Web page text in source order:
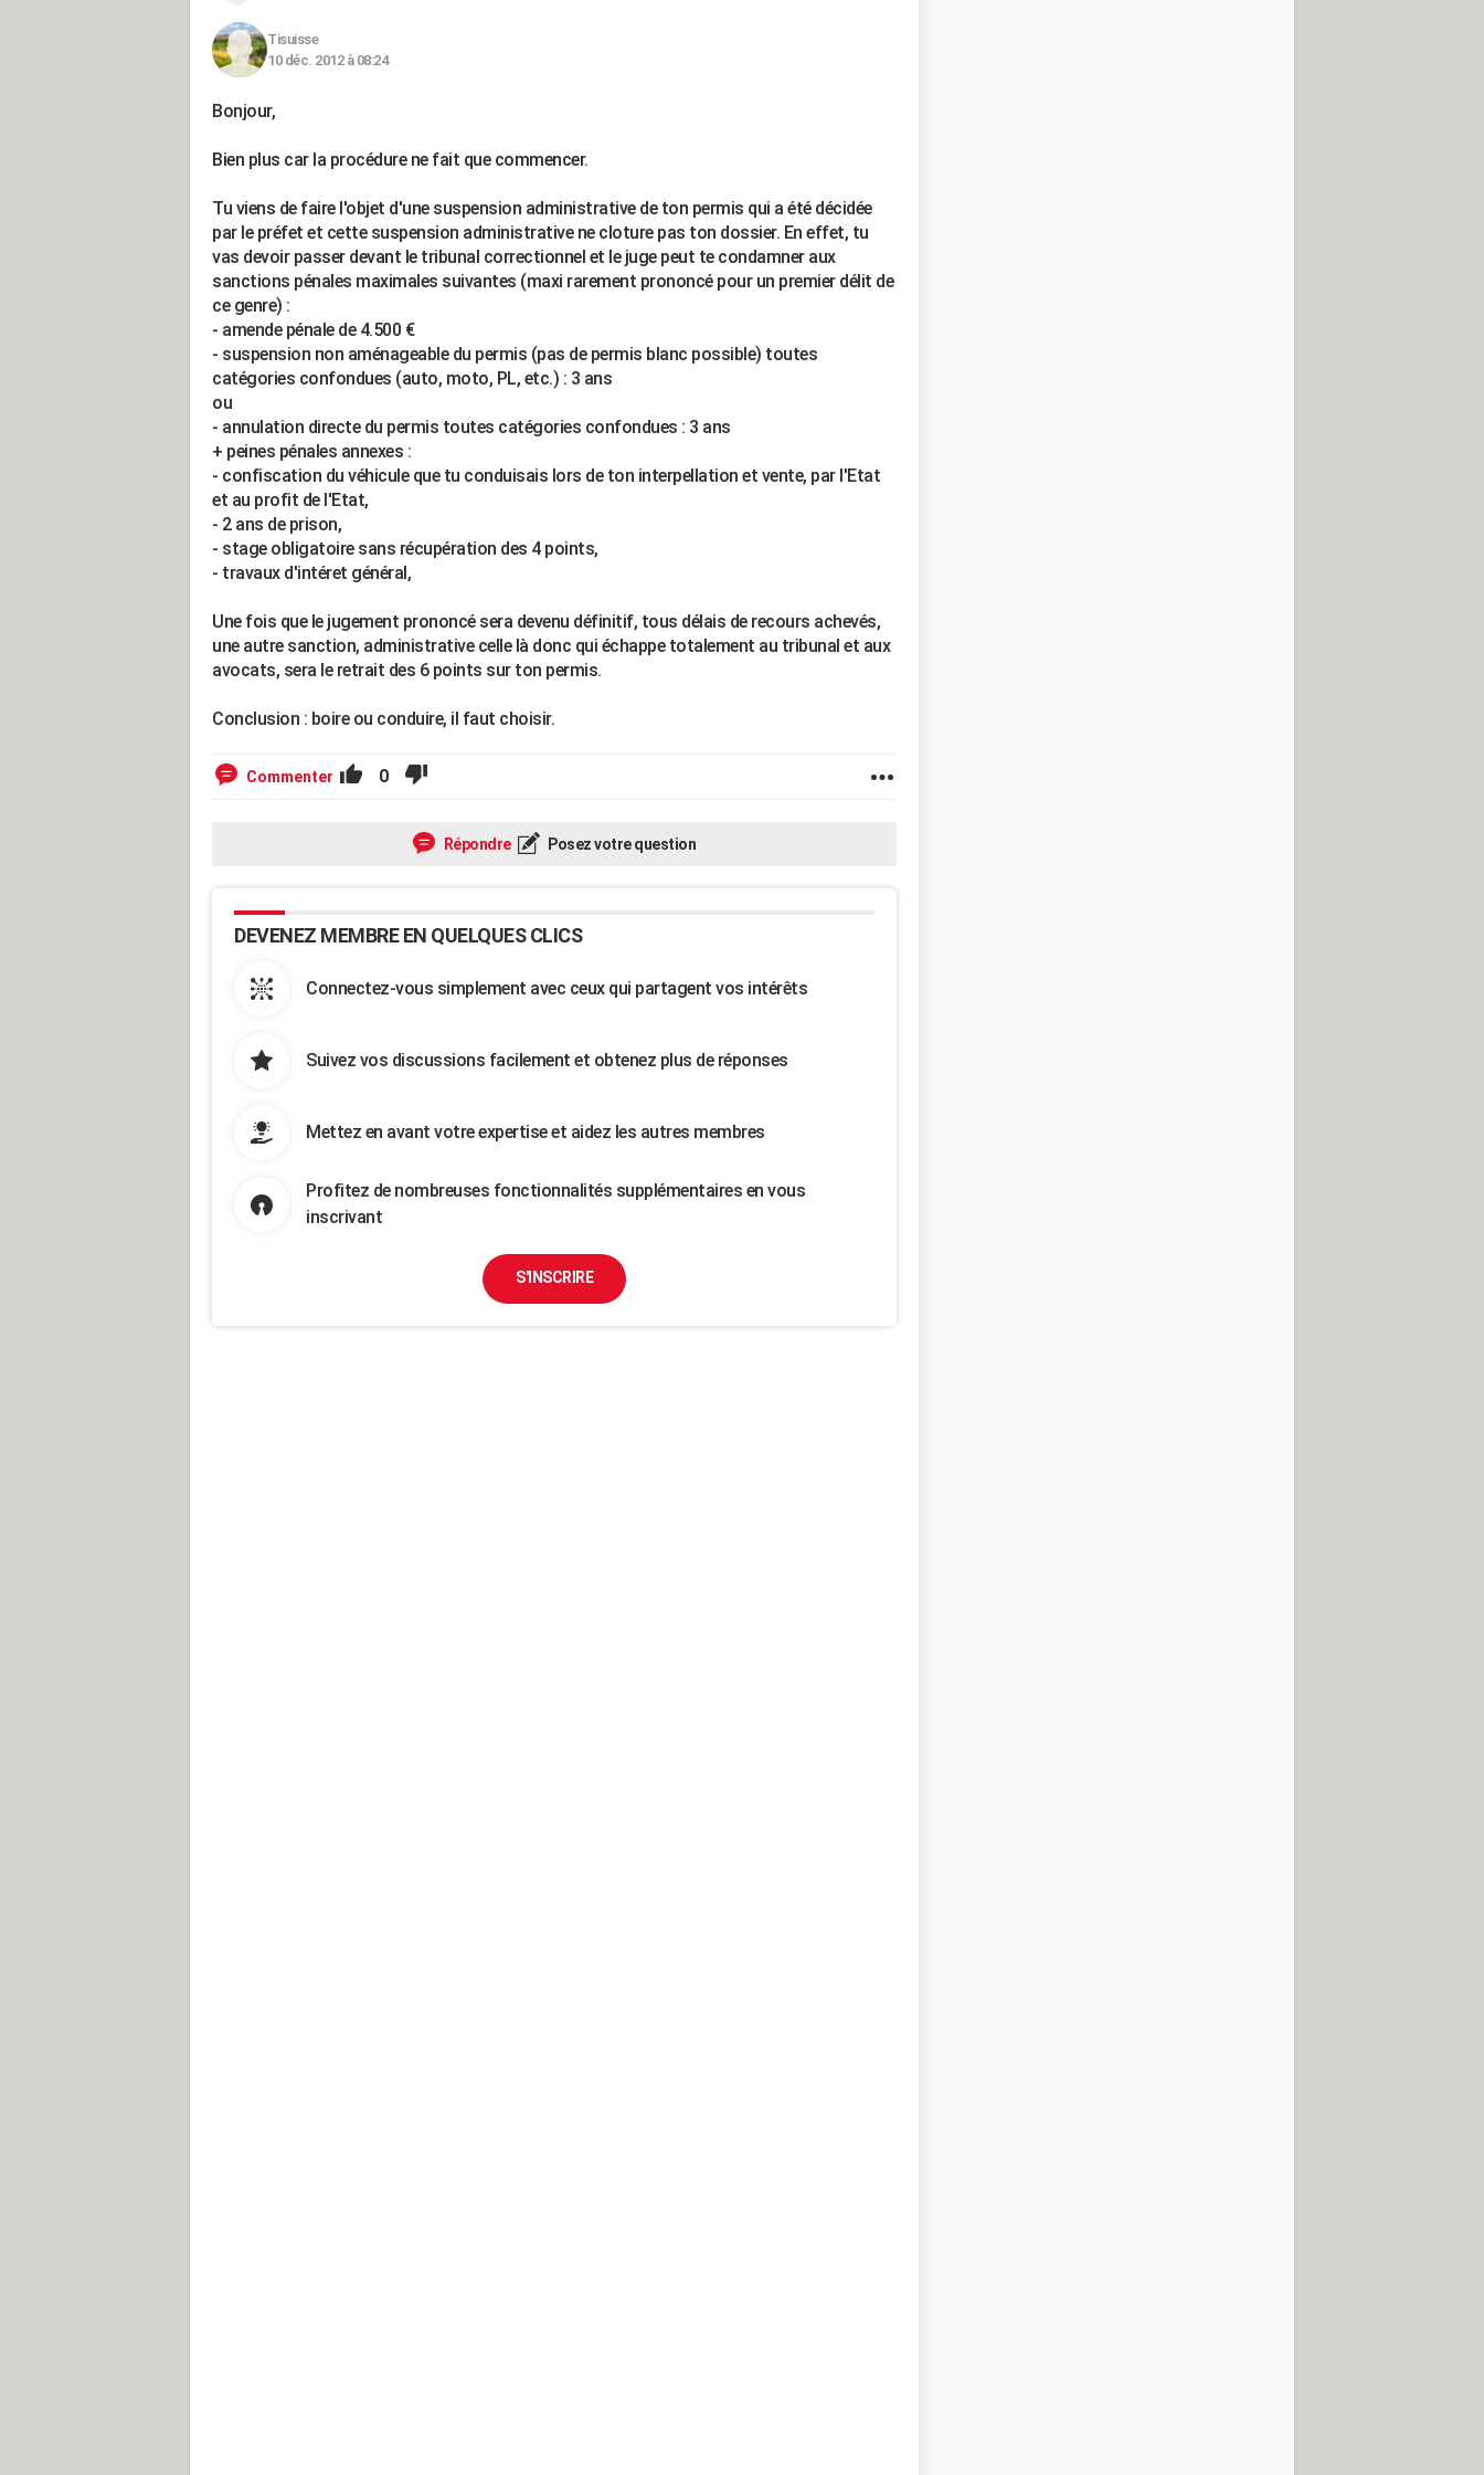
Tisuisse
10 déc. 2012 à 08:24
Bonjour,
Bien plus car la procédure ne fait que commencer.
Tu viens de faire l'objet d'une suspension administrative de ton permis qui a été décidée
par le préfet et cette suspension administrative ne cloture pas ton dossier. En effet, tu
vas devoir passer devant le tribunal correctionnel et le juge peut te condamner aux
sanctions pénales maximales suivantes (maxi rarement prononcé pour un premier délit de
ce genre) :
- amende pénale de 4.500 €
- suspension non aménageable du permis (pas de permis blanc possible) toutes
catégories confondues (auto, moto, PL, etc.) : 3 ans
ou
- annulation directe du permis toutes catégories confondues : 3 ans
+ peines pénales annexes :
- confiscation du véhicule que tu conduisais lors de ton interpellation et vente, par l'Etat
et au profit de l'Etat,
- 2 ans de prison,
- stage obligatoire sans récupération des 4 points,
- travaux d'intéret général,
Une fois que le jugement prononcé sera devenu définitif, tous délais de recours achevés,
une autre sanction, administrative celle là donc qui échappe totalement au tribunal et aux
avocats, sera le retrait des 6 points sur ton permis.
Conclusion : boire ou conduire, il faut choisir.
Commenter 0
Répondre Posez votre question
DEVENEZ MEMBRE EN QUELQUES CLICS
Connectez-vous simplement avec ceux qui partagent vos intérêts
Suivez vos discussions facilement et obtenez plus de réponses
Mettez en avant votre expertise et aidez les autres membres
Profitez de nombreuses fonctionnalités supplémentaires en vous
inscrivant
S'INSCRIRE